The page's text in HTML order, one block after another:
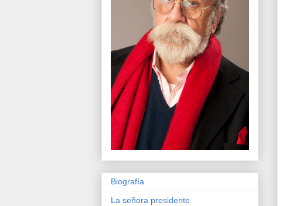
Biografía
La señora presidente